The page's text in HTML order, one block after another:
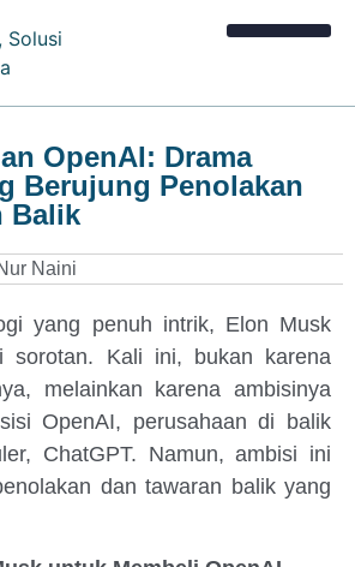
OpenAI: Drama
Berujung Penolakan
Balik
Naini
yang penuh intrik, Elon Musk
sorotan. Kali ini, bukan karena
melainkan karena ambisinya
OpenAI, perusahaan di balik
ChatGPT. Namun, ambisi ini
dan tawaran balik yang